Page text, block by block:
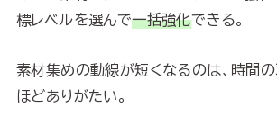
標レベルを選んで一括強化できる。
素材集めの動線が短くなるのは、時間
ほどありがたい。